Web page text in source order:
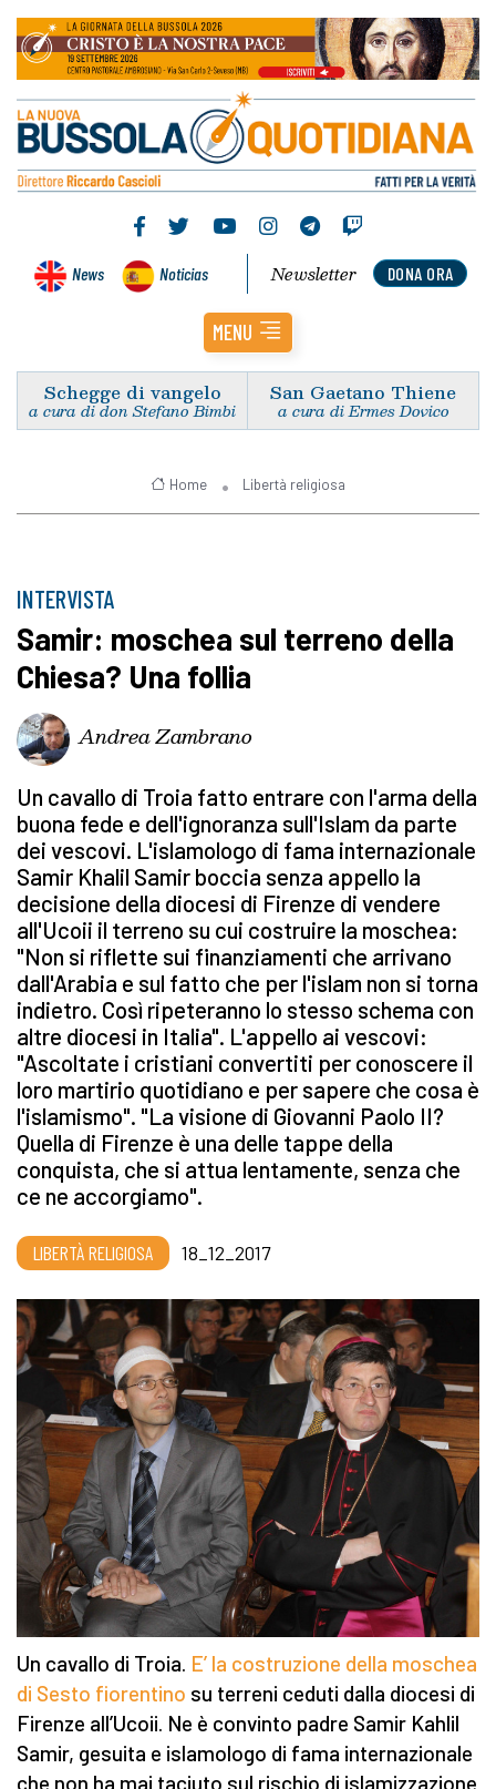
News Noticias DONA ORA
Newsletter
MENU
Schegge di vangelo
a cura di don Stefano Bimbi
San Gaetano Thiene
a cura di Ermes Dovico
Home Libertà religiosa
INTERVISTA
Samir: moschea sul terreno della
Chiesa? Una follia
Andrea Zambrano
Un cavallo di Troia fatto entrare con l'arma della
buona fede e dell'ignoranza sull'Islam da parte
dei vescovi. L'islamologo di fama internazionale
Samir Khalil Samir boccia senza appello la
decisione della diocesi di Firenze di vendere
all'Ucoii il terreno su cui costruire la moschea:
"Non si riflette sui finanziamenti che arrivano
dall'Arabia e sul fatto che per l'islam non si torna
indietro. Così ripeteranno lo stesso schema con
altre diocesi in Italia". L'appello ai vescovi:
"Ascoltate i cristiani convertiti per conoscere il
loro martirio quotidiano e per sapere che cosa è
l'islamismo". "La visione di Giovanni Paolo II?
Quella di Firenze è una delle tappe della
conquista, che si attua lentamente, senza che
ce ne accorgiamo".
LIBERTÀ RELIGIOSA 18_12_2017
Un cavallo di Troia. E’ la costruzione della moschea
di Sesto fiorentino su terreni ceduti dalla diocesi di
Firenze all’Ucoii. Ne è convinto padre Samir Kahlil
Samir, gesuita e islamologo di fama internazionale
che non ha mai taciuto sul rischio di islamizzazione